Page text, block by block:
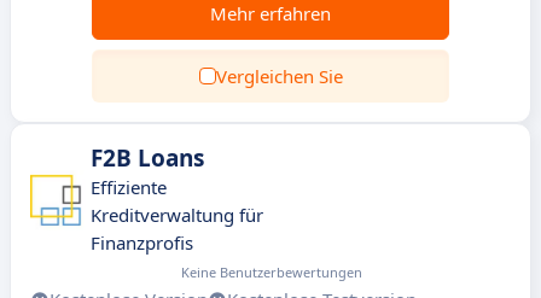
Mehr erfahren
Vergleichen Sie
F2B Loans
Effiziente
Kreditverwaltung für
Finanzprofis
Keine Benutzerbewertungen